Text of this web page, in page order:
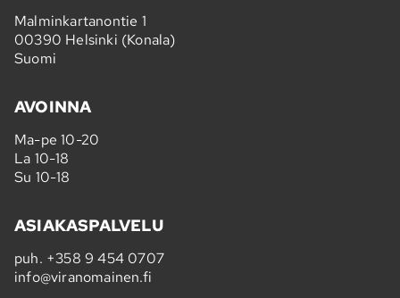
Malminkartanontie 1
00390 Helsinki (Konala)
Suomi
AVOINNA
Ma-pe 10-20
La 10-18
Su 10-18
ASIAKASPALVELU
puh. +358 9 454 0707
info@viranomainen.fi